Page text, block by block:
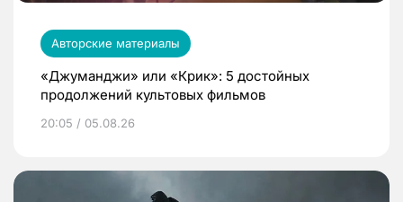
Авторские материалы
«Джуманджи» или «Крик»: 5 достойных
продолжений культовых фильмов
20:05 / 05.08.26